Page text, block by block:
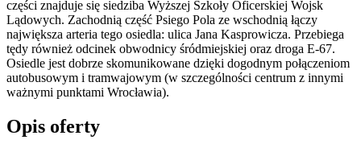
części znajduje się siedziba Wyższej Szkoły Oficerskiej Wojsk
Lądowych. Zachodnią część Psiego Pola ze wschodnią łączy
największa arteria tego osiedla: ulica Jana Kasprowicza. Przebiega
tędy również odcinek obwodnicy śródmiejskiej oraz droga E-67.
Osiedle jest dobrze skomunikowane dzięki dogodnym połączeniom
autobusowym i tramwajowym (w szczególności centrum z innymi
ważnymi punktami Wrocławia).
Opis oferty